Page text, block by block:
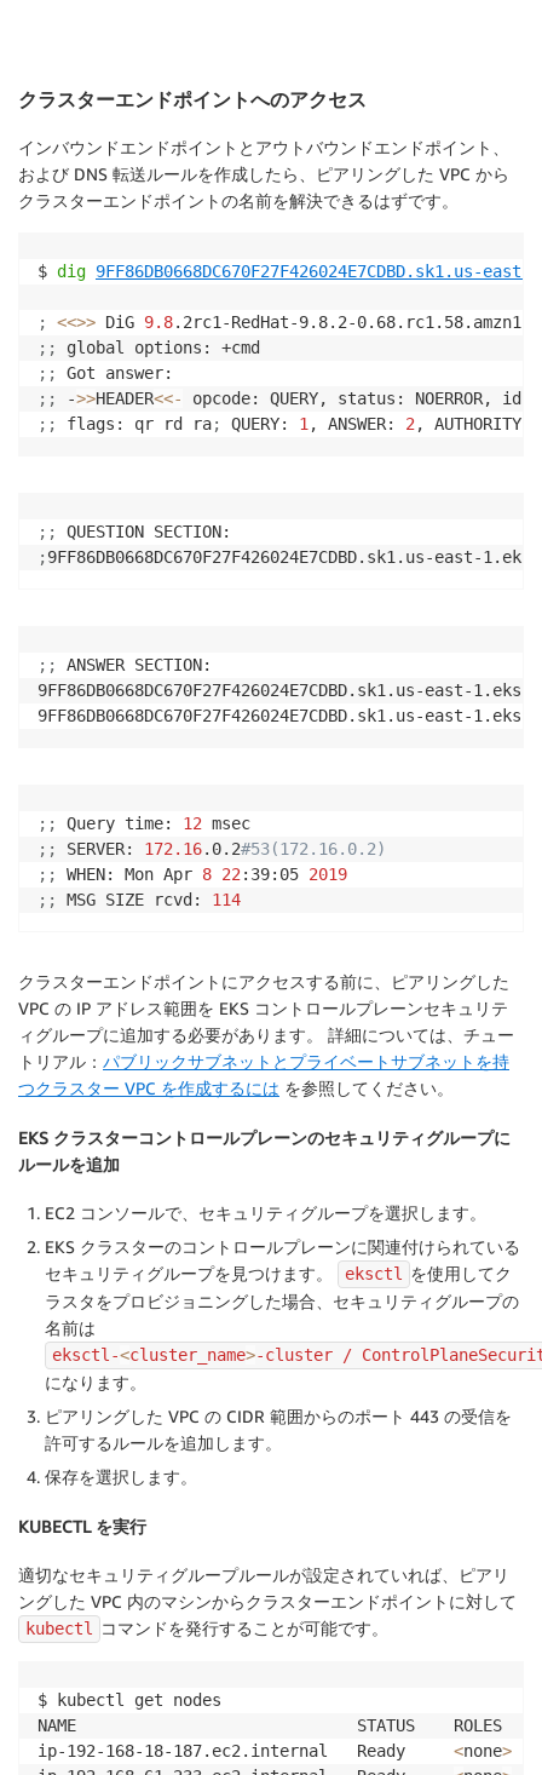
クラスターエンドポイントへのアクセス
インバウンドエンドポイントとアウトバウンドエンドポイント、
および DNS 転送ルールを作成したら、ピアリングした VPC から
クラスターエンドポイントの名前を解決できるはずです。
$ dig 9FF86DB0668DC670F27F426024E7CDBD.sk1.us-
; <<>> DiG 9.8.2rc1-RedHat-9.8.2-0.68.rc1.58.amzn1
; ;
; ;
; ; ->>HEADER<<- opcode: QUERY, status: NOERROR, id:
; ; flags: qr rd ra; QUERY: 1 , ANSWER: 2 , AUTHORITY:
; ;
;
; ;
ANSWER SECTION:
9FF86DB0668DC670F27F426024E7CDBD.sk1.us-east-
9FF86DB0668DC670F27F426024E7CDBD.sk1.us-east-
; ; Query time: 12
; ; SERVER: 172.16.0.2#53(172.16.0.2)
; ; WHEN: Mon Apr 8 22 :39:05 2019
; ; MSG SIZE rcvd: 114
クラスターエンドポイントにアクセスする前に、ピアリングした
VPC の IP アドレス範囲を EKS コントロールプレーンセキュリテ
ィグループに追加する必要があります。 詳細については、チュー
トリアル： パブリックサブネットとプライベートサブネットを持
つクラスター VPC を作成するには を参照してください。
EKS クラスターコントロールプレーンのセキュリティグループに
ルールを追加
EC2 コンソールで、 セキュリティグループを選択します。
EKS クラスターのコントロールプレーンに関連付けられている
セキュリティグループを見つけます。
eksctl を使用してク
ラスタをプロビジョニングした場合、セキュリティグループの
名前は
eksctl-<cluster_name>-cluster /
になります。
ピアリングした VPC の CIDR 範囲からのポート 443 の受信を
許可するルールを追加します。
保存を選択します。
KUBECTL を実行
適切なセキュリティグループルールが設定されていれば、ピアリ
ングした VPC 内のマシンからクラスターエンドポイントに対して
kubectl コマンドを発行することが可能です。
$ kubectl get nodes
NAME                             STATUS    ROLES
ip-192-168-18-187.ec2.internal   Ready <none>